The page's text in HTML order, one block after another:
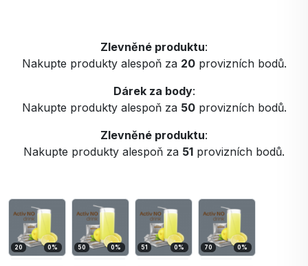
Zlevněné produktu:
Nakupte produkty alespoň za 20provizních bodů.
Dárek za body:
Nakupte produkty alespoň za 50provizních bodů.
Zlevněné produktu:
Nakupte produkty alespoň za 51 provizních bodů.
20 0% 50 0% 51 0% 70 0%